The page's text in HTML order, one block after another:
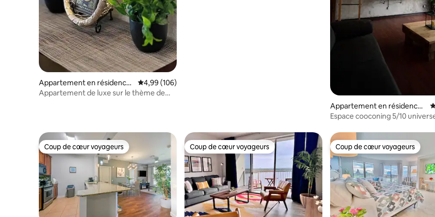
Appartement en résidence
⋅ Orlando
Évaluation moyenne sur la base de 106 commentaires : 4,99 sur 5
4,99 (106)
Appartement de luxe sur le thème de
Appartement en résidence ⋅
Orlando
Espace cooconing 5/10
Coup de cœur voyageurs
Coup de cœur voyageurs Coup de cœur voyageurs
Coup de cœur voyageurs Coup de cœur voyageurs
Coup de cœur voyageurs